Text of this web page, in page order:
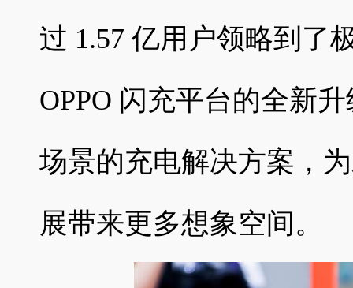
过 1.57 亿用户领略到了
OPPO 闪充平台的全新
场景的充电解决方案，
展带来更多想象空间。